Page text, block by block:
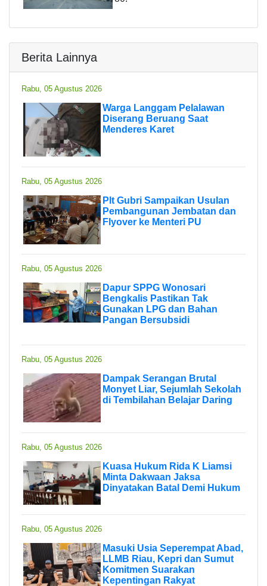
Berita Lainnya
Rabu, 05 Agustus 2026
Warga Langgam Pelalawan
Diserang Beruang Saat
Menderes Karet
Rabu, 05 Agustus 2026
Plt Gubri Sampaikan Usulan
Pembangunan Jembatan dan
Flyover ke Menteri PU
Rabu, 05 Agustus 2026
Dapur SPPG Wonosari
Bengkalis Pastikan Tak
Gunakan LPG dan Bahan
Pangan Bersubsidi
Rabu, 05 Agustus 2026
Dampak Serangan Brutal
Monyet Liar, Sejumlah Sekolah
di Tembilahan Belajar Daring
Rabu, 05 Agustus 2026
Kuasa Hukum Rida K Liamsi
Minta Dakwaan Jaksa
Dinyatakan Batal Demi Hukum
Rabu, 05 Agustus 2026
Masuki Usia Seperempat Abad,
LLMB Riau, Kepri dan Sumut
Komitmen Suarakan
Kepentingan Rakyat